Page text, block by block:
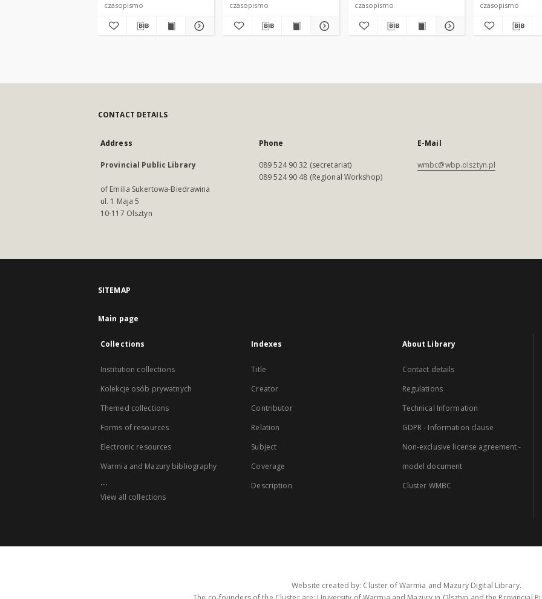
czasopismo czasopismo czasopismo czasopismo
CONTACT DETAILS
Address
Provincial Public Library
of Emilia Sukertowa-Biedrawina
ul. 1 Maja 5
10-117 Olsztyn
Phone
089 524 90 32 (secretariat)
089 524 90 48 (Regional Workshop)
E-Mail
wmbc@wbp.olsztyn.pl
SITEMAP
Main page
Collections
Institution collections
Kolekcje osób prywatnych
Themed collections
Forms of resources
Electronic resources
Warmia and Mazury bibliography
...
View all collections
Indexes
Title
Creator
Contributor
Relation
Subject
Coverage
Description
About Library
Contact details
Regulations
Technical Information
GDPR - Information clause
Non-exclusive license agreement -
model document
Cluster WMBC
Website created by: Cluster of Warmia and Mazury Digital Library.